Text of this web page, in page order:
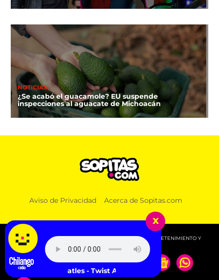
NOTICIAS
¿Se acabó el guacamole? EU suspende
inspecciones al aguacate de Michoacán
Aviso de Privacidad Acerca de Sopitas.com
© 2026 SOPITAS.COM - MÚSICA, NOTICIAS, DEPORTES, ENTRETENIMIENTO Y
MÁS!.
x
The Beatles - Twist And Shout